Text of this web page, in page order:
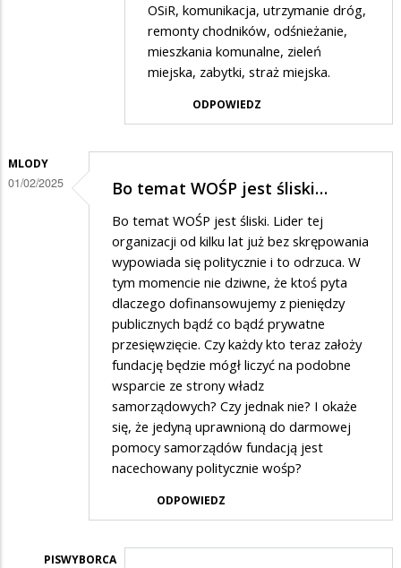
nadszedł
OSiR, komunikacja, utrzymanie dróg,
remonty chodników, odśnieżanie,
mieszkania komunalne, zieleń
miejska, zabytki, straż miejska.
ODPOWIEDZ
MLODY
01/02/2025 Bo temat WOŚP jest śliski…
Bo temat WOŚP jest śliski. Lider tej
organizacji od kilku lat już bez skrępowania
wypowiada się politycznie i to odrzuca. W
tym momencie nie dziwne, że ktoś pyta
dlaczego dofinansowujemy z pieniędzy
publicznych bądź co bądź prywatne
przesięwzięcie. Czy każdy kto teraz założy
fundację będzie mógł liczyć na podobne
wsparcie ze strony władz
samorządowych? Czy jednak nie? I okaże
się, że jedyną uprawnioną do darmowej
pomocy samorządów fundacją jest
nacechowany politycznie wośp?
ODPOWIEDZ
PISWYBORCA